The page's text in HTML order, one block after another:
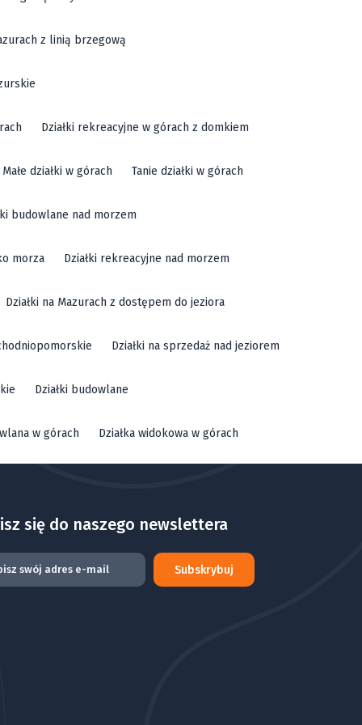
z linią brzegową
Działki rekreacyjne w górach z domkiem
Małe działki w górach Tanie działki w górach
budowlane nad morzem
morza Działki rekreacyjne nad morzem
Działki na Mazurach z dostępem do jeziora
Działki na sprzedaż nad jeziorem
Działki budowlane
w górach Działka widokowa w górach
się do naszego newslettera
Subskrybuj